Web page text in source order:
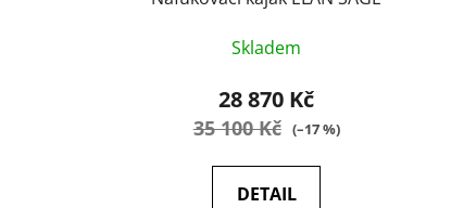
Skladem
28 870 Kč
35 100 Kč (–17 %)
DETAIL